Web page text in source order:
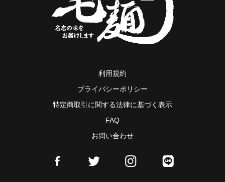
利用規約
プライバシーポリシー
特定商取引に関する法律に基づく表示
FAQ
お問い合わせ